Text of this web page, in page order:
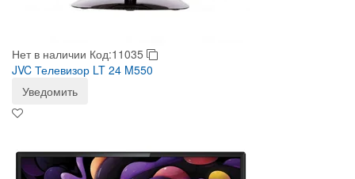
Нет в наличии Код:11035
JVC Телевизор LT 24 M550
Уведомить